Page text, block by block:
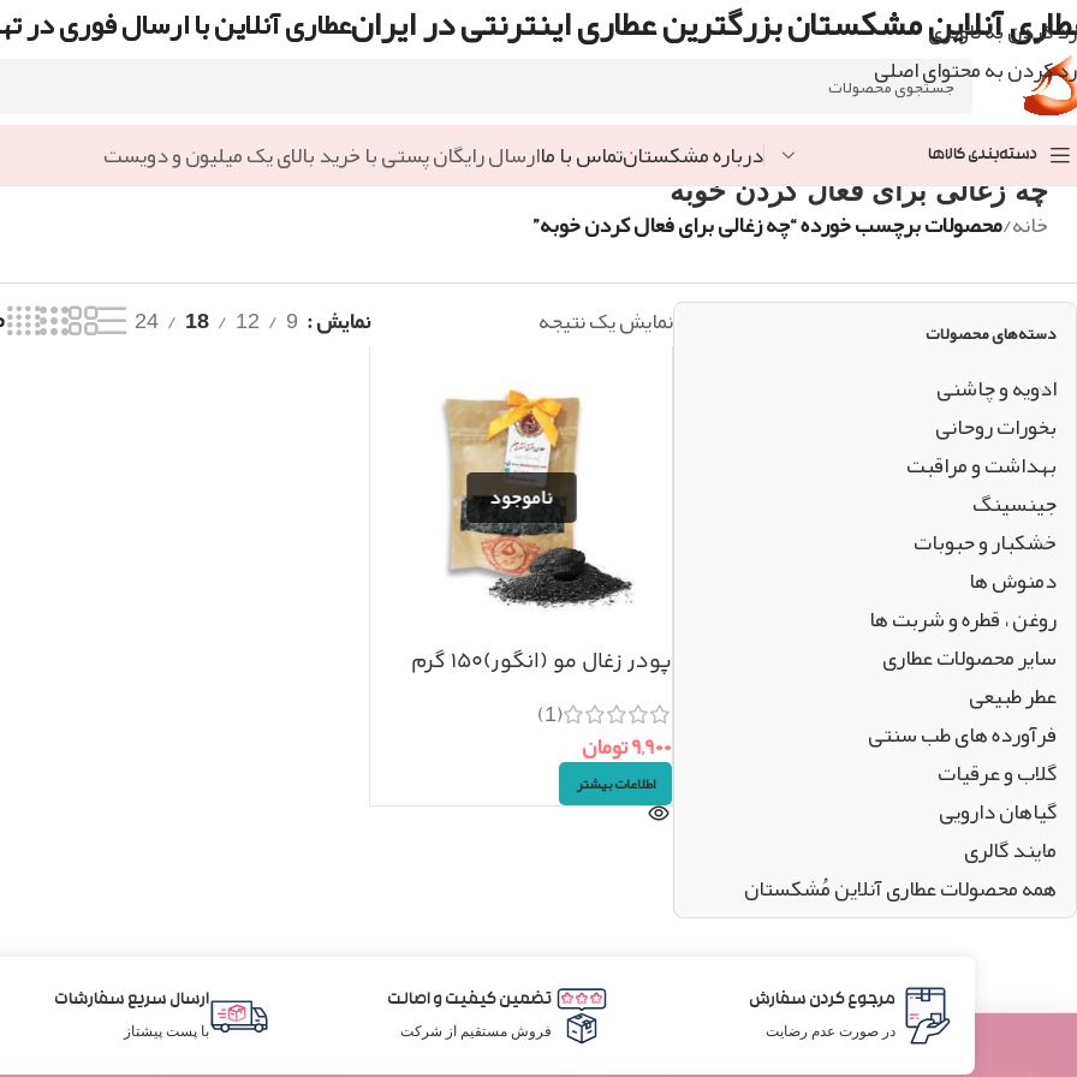
رد کردن به ناوبری
رد کردن به محتوای اصلی
آنلاین مشکستان بزرگترین عطاری اینترنتی در ایرانعطاری آنلاین با ارسال فوری در
دسته‌بندی کالاها درباره مشکستانتماس با ماارسال رایگان پستی با خرید بالای یک میلیون و دویست
چه زغالی برای فعال کردن خوبه
خانه/محصولات برچسب خورده “چه زغالی برای فعال کردن خوبه”
دسته‌های محصولات
ادویه و چاشنی
بخورات روحانی
بهداشت و مراقبت
جینسینگ
خشکبار و حبوبات
دمنوش ها
روغن ، قطره و شربت ها
سایر محصولات عطاری
عطر طبیعی
فرآورده های طب سنتی
گلاب و عرقیات
گیاهان دارویی
مایند گالری
همه محصولات عطاری آنلاین مُشکستان
نمایش یک نتیجه نمایش 9
12
18
24
پودر زغال مو (انگور)۱۵۰ گرم
(1)
۹,۹۰۰تومان
اطلاعات بیشتر
مرجوع کردن سفارش
در صورت عدم رضایت
تضمین کیفیت و اصالت
فروش مستقیم از شرکت
ارسال سریع سفارشات
با پست پیشتاز